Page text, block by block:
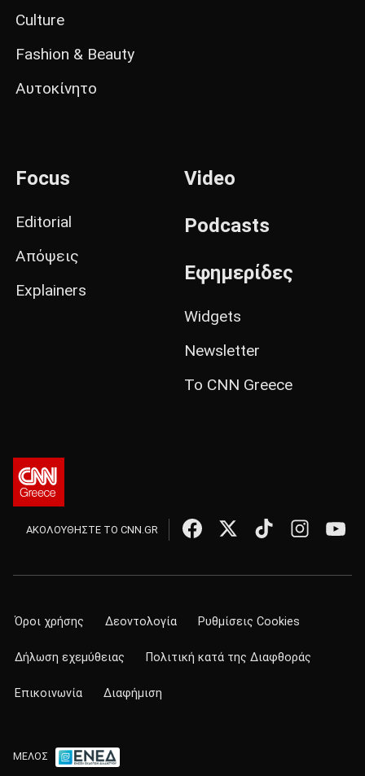
Culture
Fashion & Beauty
Αυτοκίνητο
Focus
Editorial
Απόψεις
Explainers
Video
Podcasts
Εφημερίδες
Widgets
Newsletter
Το CNN Greece
ΑΚΟΛΟΥΘΗΣΤΕ ΤΟ CNN.GR
Όροι χρήσης Δεοντολογία Ρυθμίσεις Cookies
Δήλωση εχεμύθειας Πολιτική κατά της Διαφθοράς
Επικοινωνία Διαφήμιση
ΜΕΛΟΣ